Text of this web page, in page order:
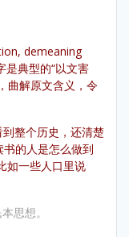
demeaning
典型的“以文害
曲解原文含义，令
整个历史，还清楚
书的人是怎么做到
如一些人口里说
思想。